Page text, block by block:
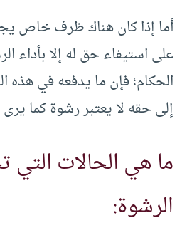
أما إذا كان هناك ظرف خاص
على استيفاء حق له إلا بأداء
الحكام؛ فإن ما يدفعه في
إلى حقه لا يعتبر رشوة كما يرى
ما هي الحالات التي
الرشوة: